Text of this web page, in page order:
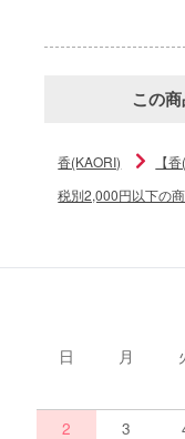
この
香(KAORI)
【
税別2,000円以下の
日 月
2
3